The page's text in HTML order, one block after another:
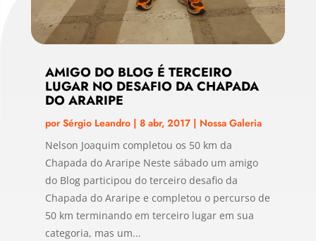
AMIGO DO BLOG É TERCEIRO
LUGAR NO DESAFIO DA CHAPADA
DO ARARIPE
porSérgio Leandro| 8 abr, 2017| Nossa Galeria
Nelson Joaquim completou os 50 km da
Chapada do Araripe Neste sábado um amigo
do Blog participou do terceiro desafio da
Chapada do Araripe e completou o percurso de
50 km terminando em terceiro lugar em sua
categoria, mas um...